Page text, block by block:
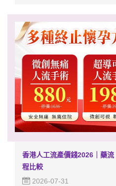
香港人工流產價錢2026｜藥
程比較
2026-07-31